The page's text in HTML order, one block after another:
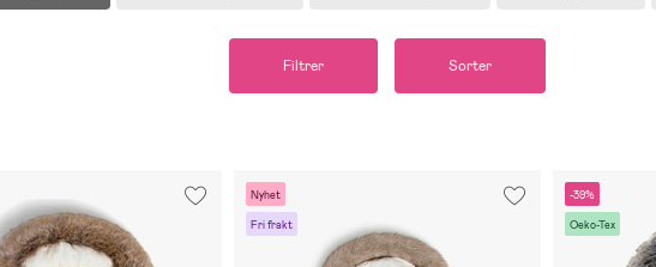
Filtrer Sorter
Nyhet
Fri frakt
-39%
Oeko-Tex